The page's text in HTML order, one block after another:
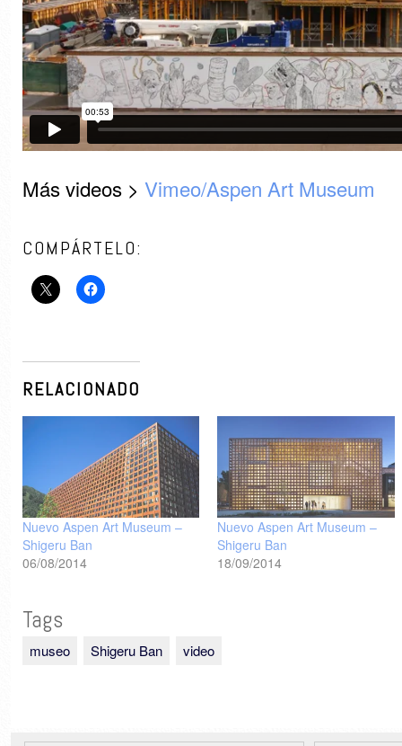
Más videos > Vimeo/Aspen Art Museum
COMPÁRTELO:
RELACIONADO
Nuevo Aspen Art Museum –
Shigeru Ban
06/08/2014
Nuevo Aspen Art Museum –
Shigeru Ban
18/09/2014
Tags
museo Shigeru Ban video